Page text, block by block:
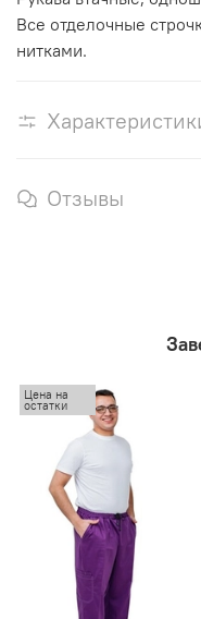
Все отделочные
нитками.
Отзывы
Цена на
остатки